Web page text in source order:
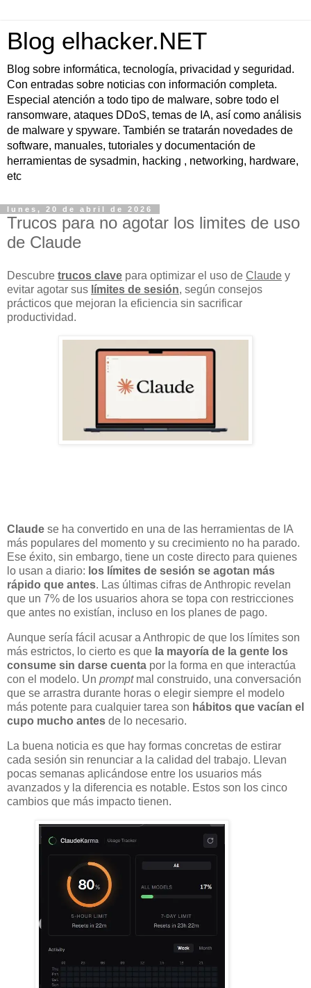
Blog elhacker.NET
Blog sobre informática, tecnología, privacidad y seguridad.
Con entradas sobre noticias con información completa.
Especial atención a todo tipo de malware, sobre todo el
ransomware, ataques DDoS, temas de IA, así como análisis
de malware y spyware. También se tratarán novedades de
software, manuales, tutoriales y documentación de
herramientas de sysadmin, hacking , networking, hardware,
etc
lunes, 20 de abril de 2026
Trucos para no agotar los limites de uso
de Claude
Descubre trucos clave para optimizar el uso de Claude y
evitar agotar sus límites de sesión, según consejos
prácticos que mejoran la eficiencia sin sacrificar
productividad.
Claude se ha convertido en una de las herramientas de IA
más populares del momento y su crecimiento no ha parado.
Ese éxito, sin embargo, tiene un coste directo para quienes
lo usan a diario: los límites de sesión se agotan más
rápido que antes. Las últimas cifras de Anthropic revelan
que un 7% de los usuarios ahora se topa con restricciones
que antes no existían, incluso en los planes de pago.
Aunque sería fácil acusar a Anthropic de que los límites son
más estrictos, lo cierto es que la mayoría de la gente los
consume sin darse cuenta por la forma en que interactúa
con el modelo. Un promptmal construido, una conversación
que se arrastra durante horas o elegir siempre el modelo
más potente para cualquier tarea son hábitos que vacían el
cupo mucho antes de lo necesario.
La buena noticia es que hay formas concretas de estirar
cada sesión sin renunciar a la calidad del trabajo. Llevan
pocas semanas aplicándose entre los usuarios más
avanzados y la diferencia es notable. Estos son los cinco
cambios que más impacto tienen.